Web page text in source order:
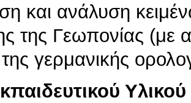
και ανάλυση
της Γεωπονίας (με
γερμανικής
Υλικού